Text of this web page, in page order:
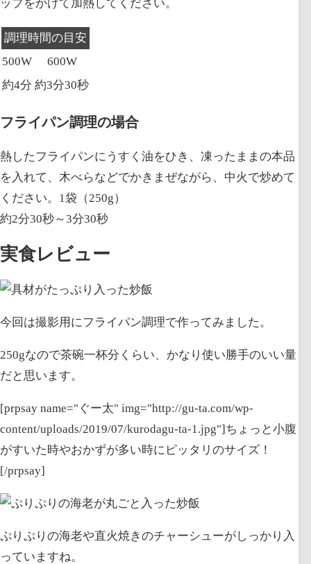
ップをかけて加熱してください。
調理時間の目安
500W
600W
約4分 約3分30秒
フライパン調理の場合
熱したフライパンにうすく油をひき、凍ったままの本品
を入れて、木べらなどでかきまぜながら、中火で炒めて
ください。1袋（250g）
約2分30秒～3分30秒
実食レビュー
今回は撮影用にフライパン調理で作ってみました。
250gなので茶碗一杯分くらい、かなり使い勝手のいい量
だと思います。
[prpsay name="ぐー太" img="http://gu-ta.com/wp-
content/uploads/2019/07/kurodagu-ta-1.jpg"]ちょっと小腹
がすいた時やおかずが多い時にピッタリのサイズ！
[/prpsay]
ぷりぷりの海老や直火焼きのチャーシューがしっかり入
っていますね。